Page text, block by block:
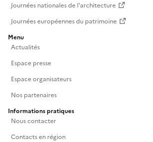
Journées nationales de l'architecture
Journées européennes du patrimoine
Menu
Actualités
Espace presse
Espace organisateurs
Nos partenaires
Informations pratiques
Nous contacter
Contacts en région